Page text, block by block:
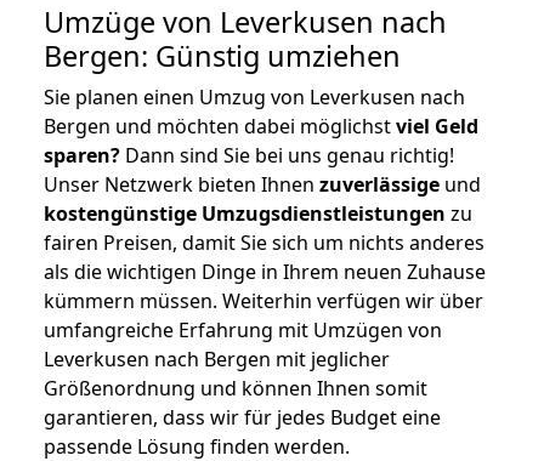
Umzüge von Leverkusen nach
Bergen: Günstig umziehen
Sie planen einen Umzug von Leverkusen nach
Bergen und möchten dabei möglichstviel Geld
sparen? Dann sind Sie bei uns genau richtig!
Unser Netzwerk bieten Ihnen zuverlässige und
kostengünstige Umzugsdienstleistungen zu
fairen Preisen, damit Sie sich um nichts anderes
als die wichtigen Dinge in Ihrem neuen Zuhause
kümmern müssen. Weiterhin verfügen wir über
umfangreiche Erfahrung mit Umzügen von
Leverkusen nach Bergen mit jeglicher
Größenordnung und können Ihnen somit
garantieren, dass wir für jedes Budget eine
passende Lösung finden werden.